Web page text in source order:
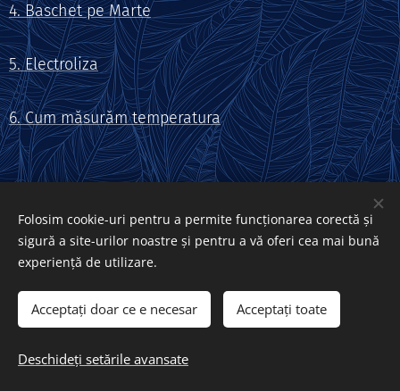
4. Baschet pe Marte
5. Electroliza
6. Cum măsurăm temperatura
Creat cuWebnode
Folosim cookie-uri pentru a permite funcționarea corectă și
sigură a site-urilor noastre și pentru a vă oferi cea mai bună
experiență de utilizare.
Acceptați doar ce e necesar Acceptați toate
Deschideți setările avansate